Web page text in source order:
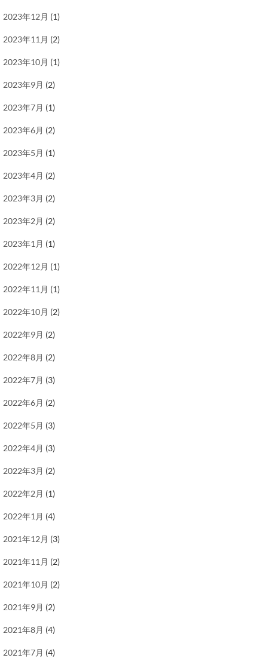
2023年12月 (1)
2023年11月 (2)
2023年10月 (1)
2023年9月 (2)
2023年7月 (1)
2023年6月 (2)
2023年5月 (1)
2023年4月 (2)
2023年3月 (2)
2023年2月 (2)
2023年1月 (1)
2022年12月 (1)
2022年11月 (1)
2022年10月 (2)
2022年9月 (2)
2022年8月 (2)
2022年7月 (3)
2022年6月 (2)
2022年5月 (3)
2022年4月 (3)
2022年3月 (2)
2022年2月 (1)
2022年1月 (4)
2021年12月 (3)
2021年11月 (2)
2021年10月 (2)
2021年9月 (2)
2021年8月 (4)
2021年7月 (4)